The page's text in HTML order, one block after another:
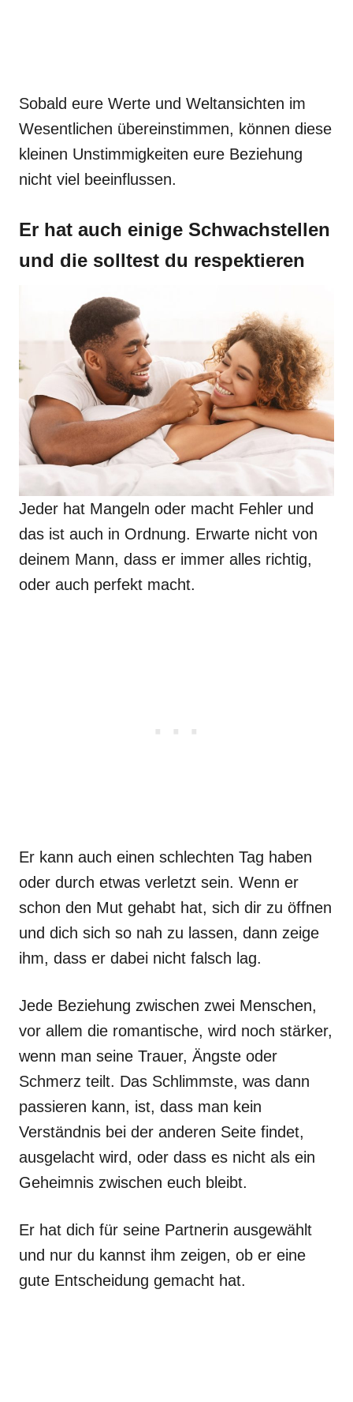
Sobald eure Werte und Weltansichten im
Wesentlichen übereinstimmen, können diese
kleinen Unstimmigkeiten eure Beziehung
nicht viel beeinflussen.
Er hat auch einige Schwachstellen
und die solltest du respektieren
Jeder hat Mangeln oder macht Fehler und
das ist auch in Ordnung. Erwarte nicht von
deinem Mann, dass er immer alles richtig,
oder auch perfekt macht.
Er kann auch einen schlechten Tag haben
oder durch etwas verletzt sein. Wenn er
schon den Mut gehabt hat, sich dir zu öffnen
und dich sich so nah zu lassen, dann zeige
ihm, dass er dabei nicht falsch lag.
Jede Beziehung zwischen zwei Menschen,
vor allem die romantische, wird noch stärker,
wenn man seine Trauer, Ängste oder
Schmerz teilt. Das Schlimmste, was dann
passieren kann, ist, dass man kein
Verständnis bei der anderen Seite findet,
ausgelacht wird, oder dass es nicht als ein
Geheimnis zwischen euch bleibt.
Er hat dich für seine Partnerin ausgewählt
und nur du kannst ihm zeigen, ob er eine
gute Entscheidung gemacht hat.